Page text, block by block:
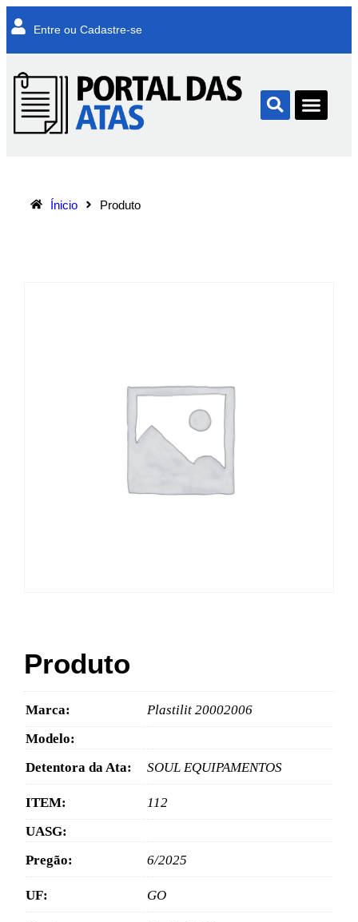
Entre ou Cadastre-se
Ínicio Produto
Produto
Marca:
Plastilit 20002006
Modelo:
Detentora da Ata:
SOUL EQUIPAMENTOS
ITEM:
112
UASG:
Pregão:
6/2025
UF: GO